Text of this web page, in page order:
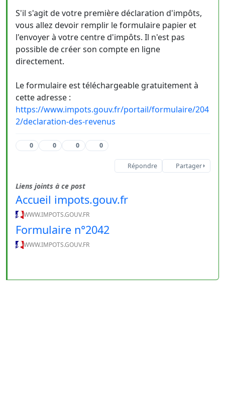
S'il s'agit de votre première déclaration d'impôts,
vous allez devoir remplir le formulaire papier et
l'envoyer à votre centre d'impôts. Il n'est pas
possible de créer son compte en ligne
directement.
Le formulaire est téléchargeable gratuitement à
cette adresse :
https://www.impots.gouv.fr/portail/formulaire/204
2/declaration-des-revenus
0 0 0 0
Répondre Partager
Liens joints à ce post
Accueil impots.gouv.fr
WWW.IMPOTS.GOUV.FR
Formulaire n°2042
WWW.IMPOTS.GOUV.FR